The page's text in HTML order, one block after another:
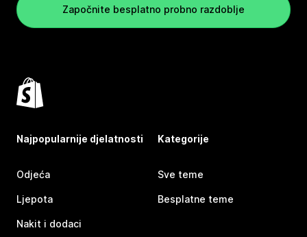
Započnite besplatno probno razdoblje
Najpopularnije djelatnosti
Odjeća
Ljepota
Nakit i dodaci
Kategorije
Sve teme
Besplatne teme